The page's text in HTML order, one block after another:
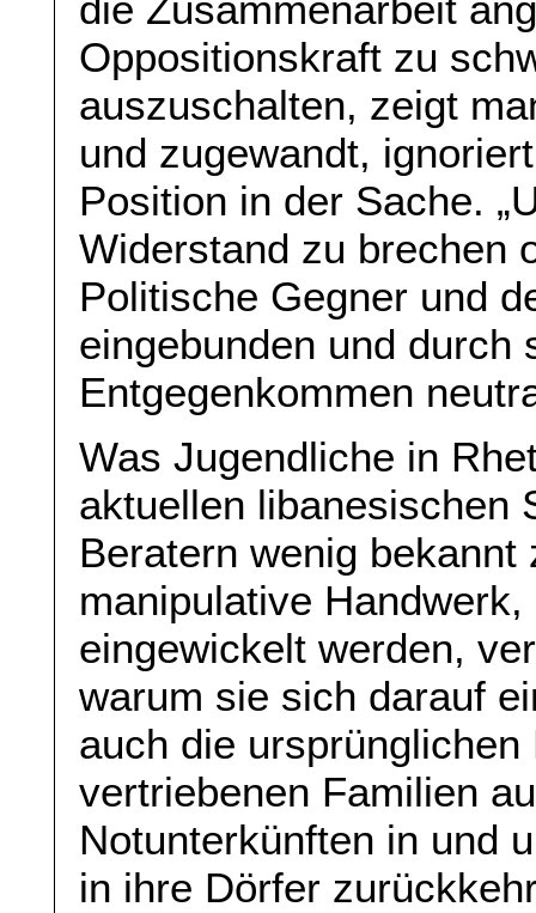
Oppositionskraft zu
auszuschalten, zeigt
und zugewandt,
Position in der Sache.
Widerstand zu brechen
Politische Gegner und
eingebunden und durch
Entgegenkommen
Was Jugendliche in
aktuellen libanesischen
Beratern wenig
manipulative
eingewickelt werden,
warum sie sich darauf
auch die
vertriebenen Familien
Notunterkünften in und
in ihre Dörfer